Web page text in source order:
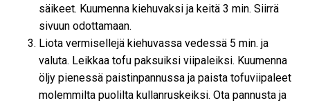
säikeet. Kuumenna kiehuvaksi ja keitä 3 min. Siirrä
sivuun odottamaan.
Liota vermisellejä kiehuvassa vedessä 5 min. ja
valuta. Leikkaa tofu paksuiksi viipaleiksi. Kuumenna
öljy pienessä paistinpannussa ja paista tofuviipaleet
molemmilta puolilta kullanruskeiksi. Ota pannusta ja